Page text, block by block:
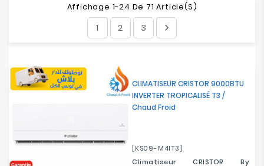
Electroménager
Réseau
Affichage 1-24 De 71 Article(s)
1 2 3 
CLIMATISEUR CRISTOR 9000BTU
INVERTER TROPICALISÉ T3 /
Chaud Froid
[KS09-M4IT3]
Climatiseur CRISTOR By